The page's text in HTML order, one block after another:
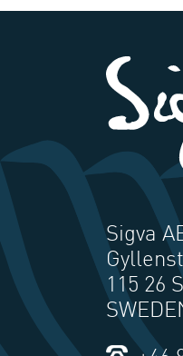
Sigva
115 26